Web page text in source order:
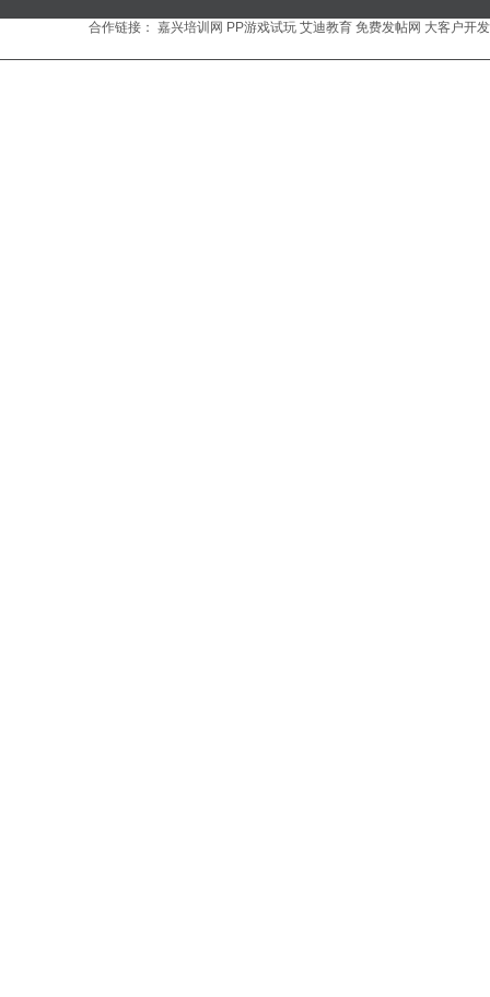
合作链接： 嘉兴培训网 PP游戏试玩 艾迪教育 免费发帖网 大客户开